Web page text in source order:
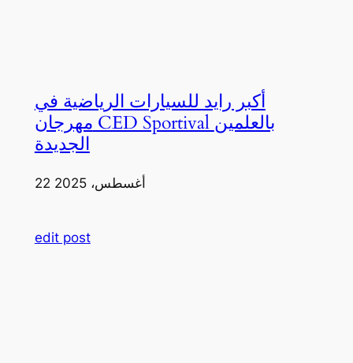
أكبر رايد للسيارات الرياضية في
مهرجان CED Sportival بالعلمين
الجديدة
22 أغسطس، 2025
edit post